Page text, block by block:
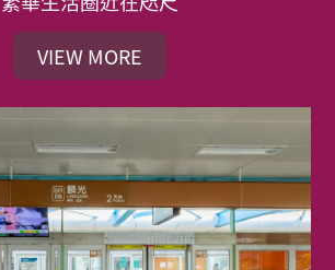
VIEW MORE